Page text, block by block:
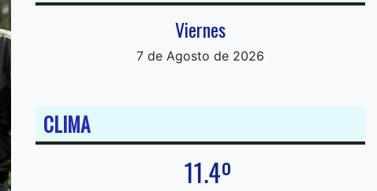
Viernes
7 de Agosto de 2026
CLIMA
11.4º